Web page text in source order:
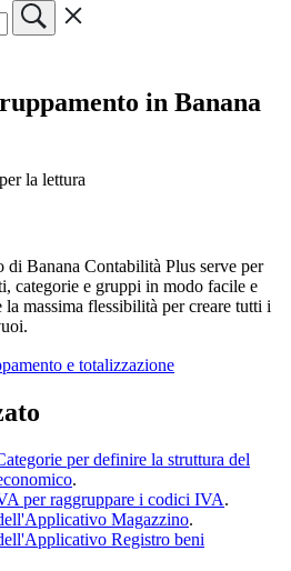
in Banana
la lettura
di Banana Contabilità Plus serve per
categorie e gruppi in modo facile e
massima flessibilità per creare tutti i
e totalizzazione
per definire la struttura del
.
per raggruppare i codici IVA.
Magazzino.
Registro beni